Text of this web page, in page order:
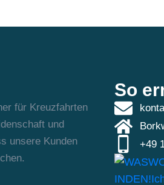
für Kreuzfahrten
und
unsere Kunden
So
+49